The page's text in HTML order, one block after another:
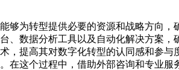
够为转型提供必要的资源和战略方向，
、数据分析工具以及自动化解决方案，
，提高其对数字化转型的认同感和参与
这个过程中，借助外部咨询和专业服